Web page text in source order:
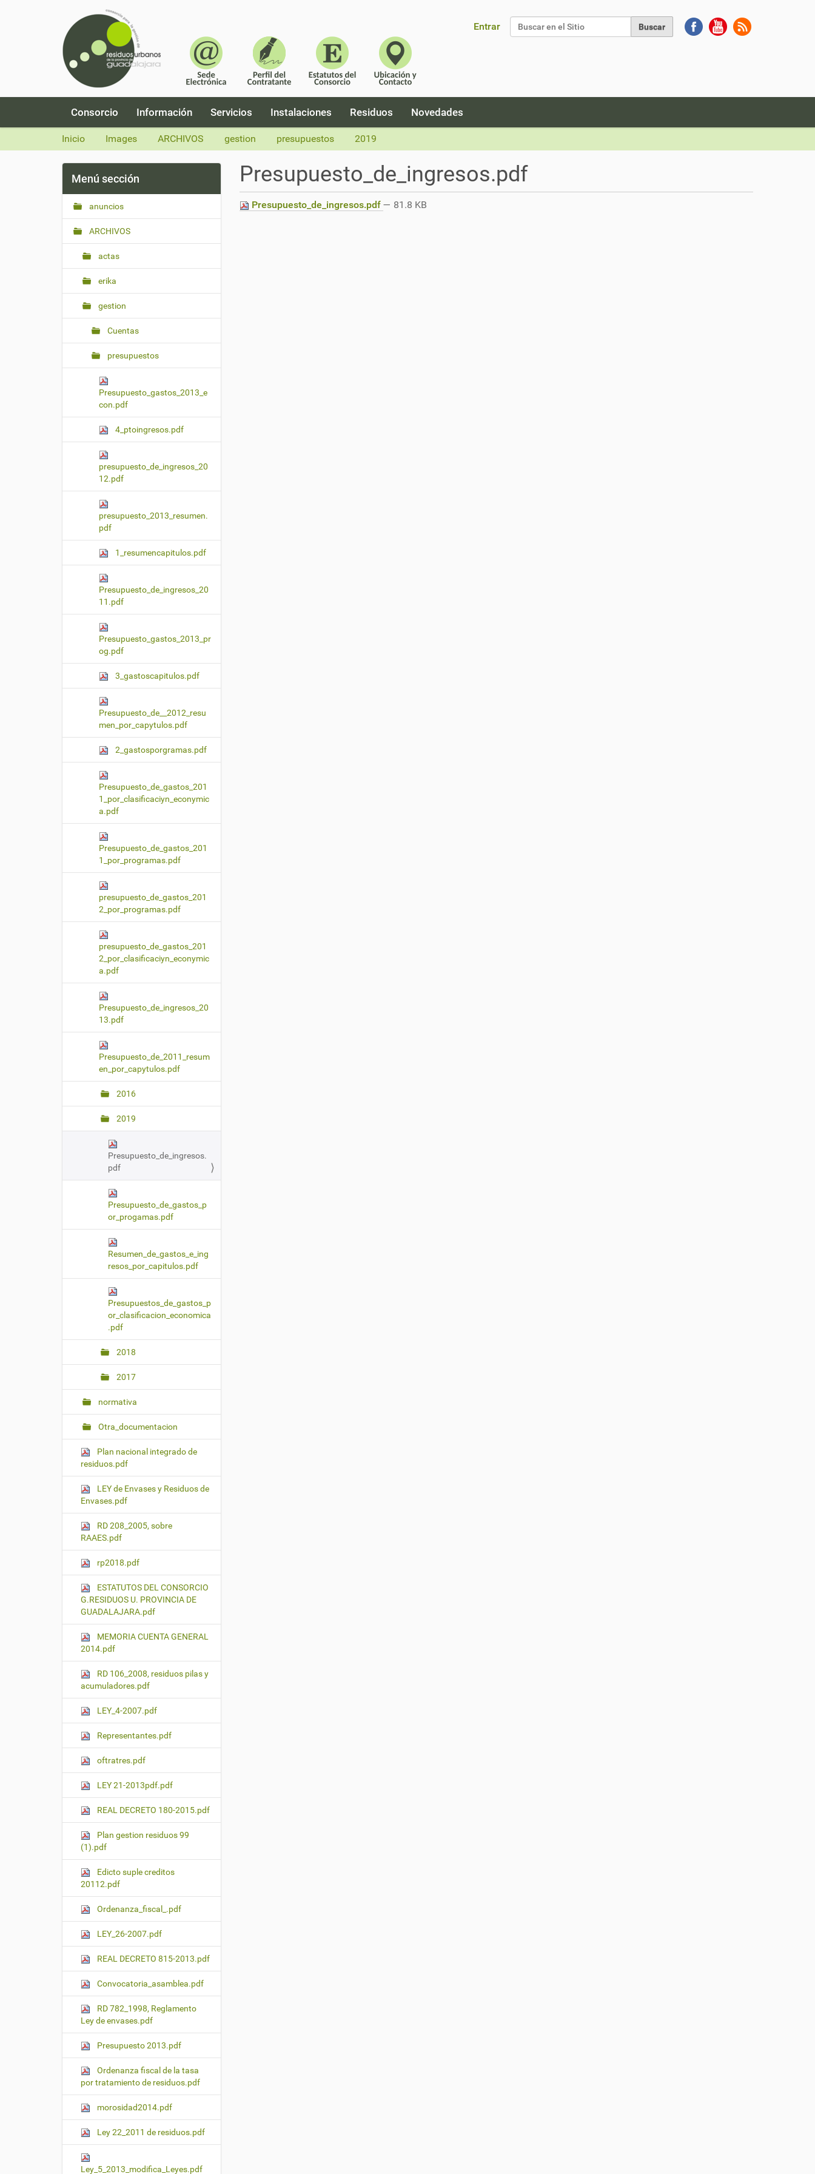
Entrar
v
Consorcio Información Servicios Instalaciones Residuos Novedades
Inicio Images ARCHIVOS gestion presupuestos 2019
Presupuesto_de_ingresos.pdf
Presupuesto_de_ingresos.pdf — 81.8 KB
Menú sección
anuncios
ARCHIVOS
actas
erika
gestion
Cuentas
presupuestos
Presupuesto_gastos_2013_e
con.pdf
4_ptoingresos.pdf
presupuesto_de_ingresos_20
12.pdf
presupuesto_2013_resumen.
pdf
1_resumencapitulos.pdf
Presupuesto_de_ingresos_20
11.pdf
Presupuesto_gastos_2013_pr
og.pdf
3_gastoscapitulos.pdf
Presupuesto_de__2012_resu
men_por_capytulos.pdf
2_gastosporgramas.pdf
Presupuesto_de_gastos_201
1_por_clasificaciyn_econymic
a.pdf
Presupuesto_de_gastos_201
1_por_programas.pdf
presupuesto_de_gastos_201
2_por_programas.pdf
presupuesto_de_gastos_201
2_por_clasificaciyn_econymic
a.pdf
Presupuesto_de_ingresos_20
13.pdf
Presupuesto_de_2011_resum
en_por_capytulos.pdf
2016
2019
Presupuesto_de_ingresos.
pdf
Presupuesto_de_gastos_p
or_progamas.pdf
Resumen_de_gastos_e_ing
resos_por_capitulos.pdf
Presupuestos_de_gastos_p
or_clasificacion_economica
.pdf
2018
2017
normativa
Otra_documentacion
Plan nacional integrado de
residuos.pdf
LEY de Envases y Residuos de
Envases.pdf
RD 208_2005, sobre
RAAES.pdf
rp2018.pdf
ESTATUTOS DEL CONSORCIO
G.RESIDUOS U. PROVINCIA DE
GUADALAJARA.pdf
MEMORIA CUENTA GENERAL
2014.pdf
RD 106_2008, residuos pilas y
acumuladores.pdf
LEY_4-2007.pdf
Representantes.pdf
oftratres.pdf
LEY 21-2013pdf.pdf
REAL DECRETO 180-2015.pdf
Plan gestion residuos 99
(1).pdf
Edicto suple creditos
20112.pdf
Ordenanza_fiscal_.pdf
LEY_26-2007.pdf
REAL DECRETO 815-2013.pdf
Convocatoria_asamblea.pdf
RD 782_1998, Reglamento
Ley de envases.pdf
Presupuesto 2013.pdf
Ordenanza fiscal de la tasa
por tratamiento de residuos.pdf
morosidad2014.pdf
Ley 22_2011 de residuos.pdf
Ley_5_2013_modifica_Leyes.pdf